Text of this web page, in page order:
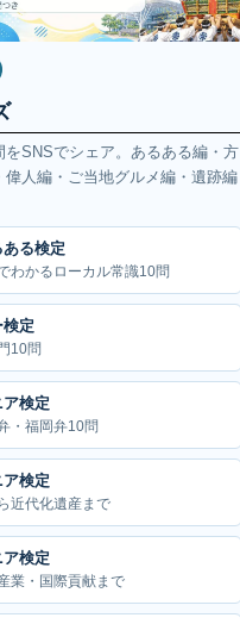
をSNSでシェア。あるある編・方
偉人編・ご当地グルメ編・遺跡編
る検定
わかるローカル常識10問
定
10問
検定
・福岡弁10問
検定
近代化遺産まで
検定
業・国際貢献まで